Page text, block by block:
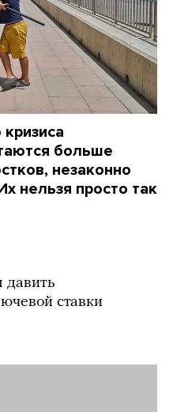
больше
незаконно
нельзя просто так
давить
ставки